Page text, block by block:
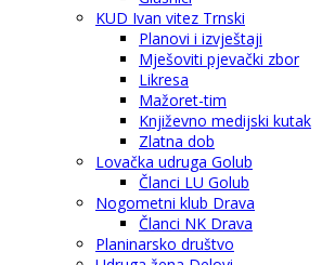
KUD Ivan vitez Trnski
Planovi i izvještaji
Mješoviti pjevački zbor
Likresa
Mažoret-tim
Književno medijski kutak
Zlatna dob
Lovačka udruga Golub
Članci LU Golub
Nogometni klub Drava
Članci NK Drava
Planinarsko društvo